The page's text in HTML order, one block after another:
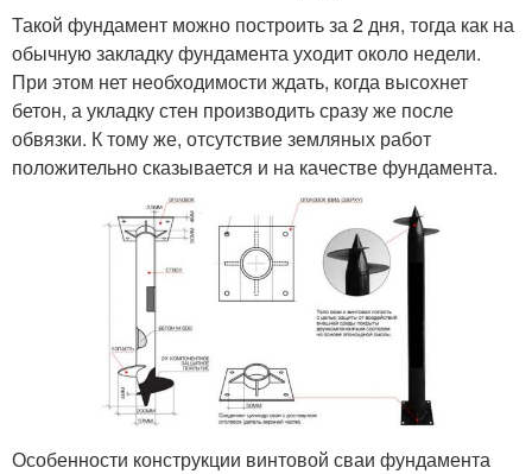
Такой фундамент можно построить за 2 дня, тогда как на
обычную закладку фундамента уходит около недели.
При этом нет необходимости ждать, когда высохнет
бетон, а укладку стен производить сразу же после
обвязки. К тому же, отсутствие земляных работ
положительно сказывается и на качестве фундамента.
Особенности конструкции винтовой сваи фундамента